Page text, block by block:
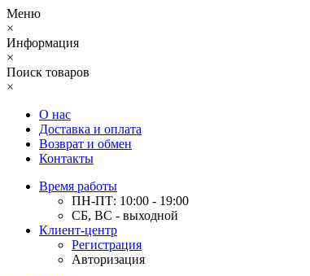
Меню
×
Информация
×
Поиск товаров
×
О нас
Доставка и оплата
Возврат и обмен
Контакты
Время работы
ПН-ПТ: 10:00 - 19:00
СБ, ВС - выходной
Клиент-центр
Регистрация
Авторизация